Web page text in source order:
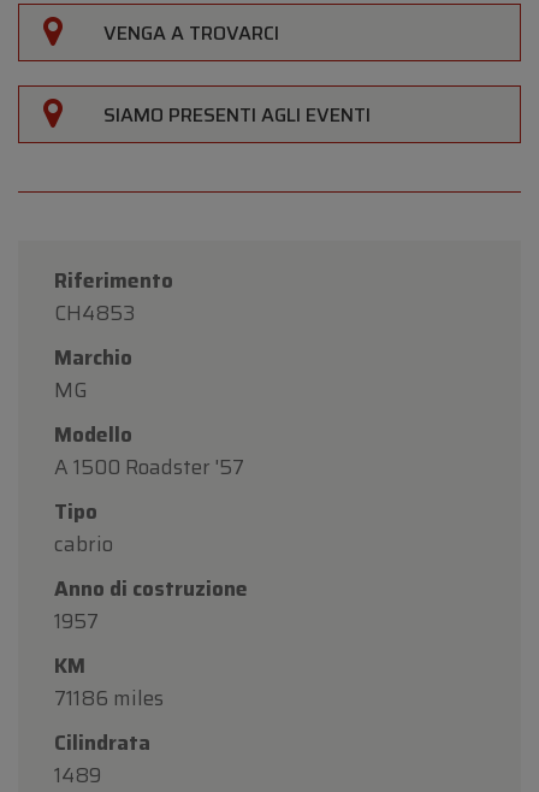
VENGA A TROVARCI
SIAMO PRESENTI AGLI EVENTI
Riferimento
CH4853
Marchio
MG
Modello
A 1500 Roadster '57
Tipo
cabrio
Anno di costruzione
1957
KM
71186 miles
Cilindrata
1489